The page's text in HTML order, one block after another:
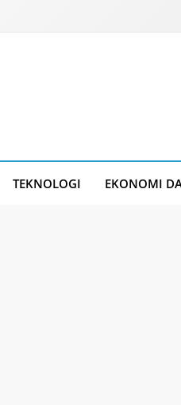
TEKNOLOGI EKONOMI